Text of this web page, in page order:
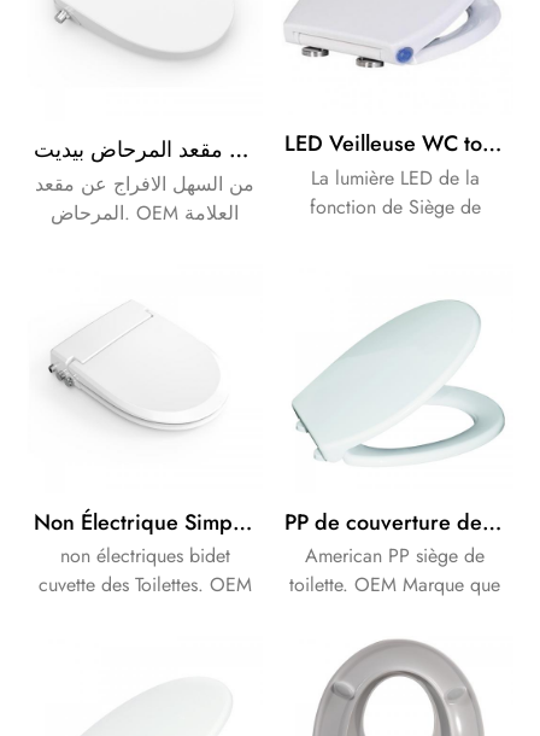
من السهل إطلاق لينة إغلاق حمام غير كهربائية مقعد المرحاض بيديت
من السهل الافراج عن مقعد
المرحاض. OEM العلامة
LED Veilleuse WC toilettes housse de siège avec American standard 19" allongé taille avec fermeture douce et de libération rapide
La lumière LED de la
fonction de Siège de
Non Électrique Simple Toilette Bidet Housse De Siège Avec De L'Eau Froide Avec Fermeture Lente Pour La Salle De Bains
non électriques bidet
cuvette des Toilettes. OEM
PP de couverture de siège de toilette à fermeture douce et de libération rapide pour salle de bain
American PP siège de
toilette. OEM Marque que